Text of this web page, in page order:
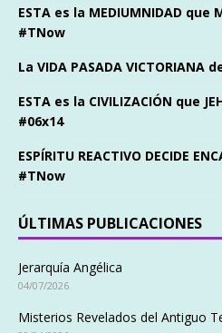
ESTA es la MEDIUMNIDAD que
#TNow
La VIDA PASADA VICTORIANA
ESTA es la CIVILIZACIÓN que
#06x14
ESPÍRITU REACTIVO DECIDE
#TNow
ÚLTIMAS PUBLICACIONES
Jerarquía Angélica
04/07/2026
Misterios Revelados del Antiguo